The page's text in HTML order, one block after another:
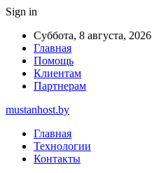
Sign in
Суббота, 8 августа, 2026
Главная
Помощь
Клиентам
Партнерам
mustanhost.by
Главная
Технологии
Контакты